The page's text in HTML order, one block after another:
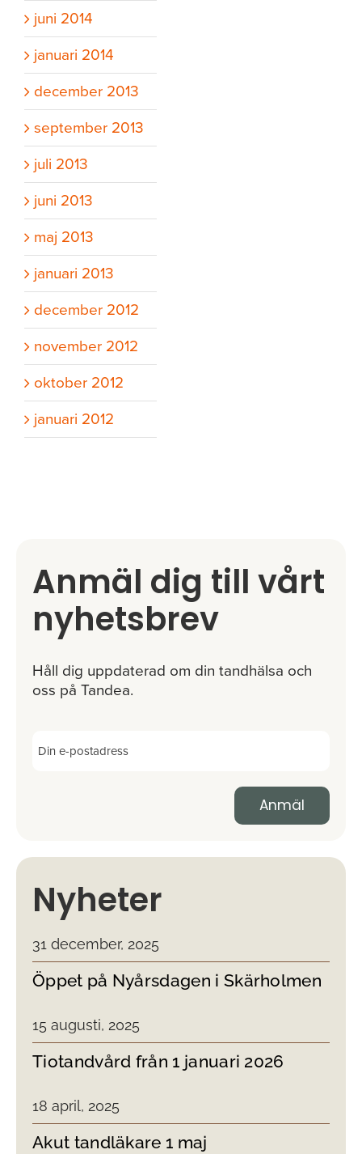
juni 2014
januari 2014
december 2013
september 2013
juli 2013
juni 2013
maj 2013
januari 2013
december 2012
november 2012
oktober 2012
januari 2012
Anmäl dig till vårt
nyhetsbrev
Håll dig uppdaterad om din tandhälsa och
oss på Tandea.
Nyheter
31 december, 2025
Öppet på Nyårsdagen i Skärholmen
15 augusti, 2025
Tiotandvård från 1 januari 2026
18 april, 2025
Akut tandläkare 1 maj